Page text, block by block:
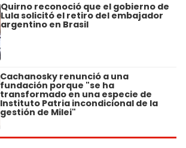
Quirno reconoció que el gobierno de
Lula solicitó el retiro del embajador
argentino en Brasil
Cachanosky renunció a una
fundación porque "se ha
transformado en una especie de
Instituto Patria incondicional de la
gestión de Milei"